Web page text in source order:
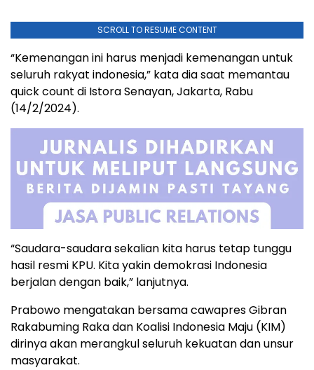
SCROLL TO RESUME CONTENT
“Kemenangan ini harus menjadi kemenangan untuk
seluruh rakyat indonesia,” kata dia saat memantau
quick count di Istora Senayan, Jakarta, Rabu
(14/2/2024).
“Saudara-saudara sekalian kita harus tetap tunggu
hasil resmi KPU. Kita yakin demokrasi Indonesia
berjalan dengan baik,” lanjutnya.
Prabowo mengatakan bersama cawapres Gibran
Rakabuming Raka dan Koalisi Indonesia Maju (KIM)
dirinya akan merangkul seluruh kekuatan dan unsur
masyarakat.